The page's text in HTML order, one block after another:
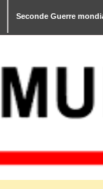
Seconde Guerre